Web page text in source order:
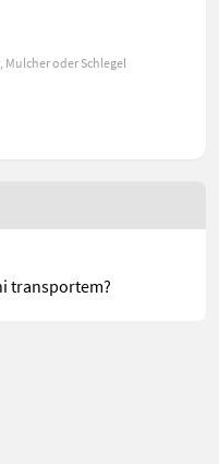
Mulcher oder Schlegel
transportem?